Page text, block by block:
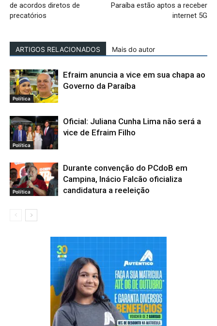
de acordos diretos de
precatórios
Paraíba estão aptos a receber
internet 5G
ARTIGOS RELACIONADOS Mais do autor
Política
Efraim anuncia a vice em sua chapa ao
Governo da Paraíba
Política
Oficial: Juliana Cunha Lima não será a
vice de Efraim Filho
Política
Durante convenção do PCdoB em
Campina, Inácio Falcão oficializa
candidatura a reeleição